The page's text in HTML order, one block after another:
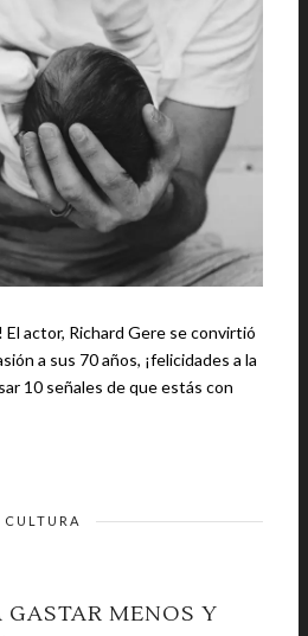
actor, Richard Gere se convirtió
a sus 70 años, ¡felicidades a la
CULTURA
GASTAR MENOS Y